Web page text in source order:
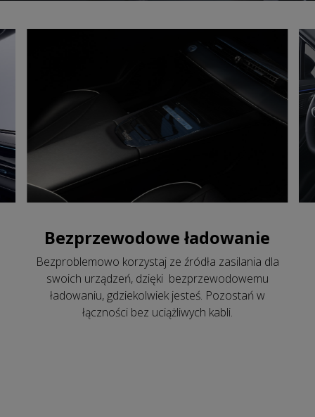
Bezprzewodowe ładowanie
Bezproblemowo korzystaj ze źródła zasilania dla
swoich urządzeń, dzięki bezprzewodowemu
ładowaniu, gdziekolwiek jesteś. Pozostań w
łączności bez uciążliwych kabli.